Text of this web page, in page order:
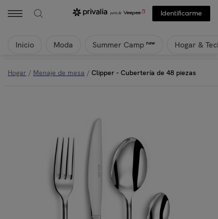
Identificarme
Inicio Moda Summer Camp new Hogar &
Hogar / Menaje de mesa / Clipper - Cubertería de 48 piezas